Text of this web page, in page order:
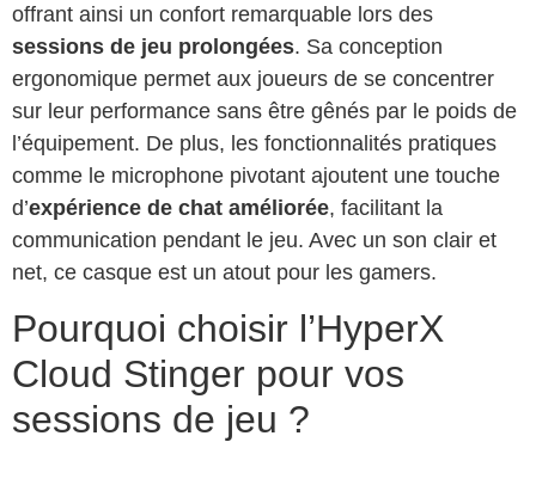
offrant ainsi un confort remarquable lors des
sessions de jeu prolongées. Sa conception
ergonomique permet aux joueurs de se concentrer
sur leur performance sans être gênés par le poids de
l’équipement. De plus, les fonctionnalités pratiques
comme le microphone pivotant ajoutent une touche
d’expérience de chat améliorée, facilitant la
communication pendant le jeu. Avec un son clair et
net, ce casque est un atout pour les gamers.
Pourquoi choisir l’HyperX
Cloud Stinger pour vos
sessions de jeu ?